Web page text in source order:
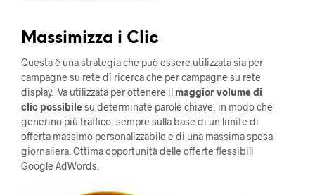
Massimizza i Clic
Questa è una strategia che può essere utilizzata sia per
campagne su rete di ricerca che per campagne su rete
display. Va utilizzata per ottenere il maggior volume di
clic possibilesu determinate parole chiave, in modo che
generino più traffico, sempre sulla base di un limite di
offerta massimo personalizzabile e di una massima spesa
giornaliera. Ottima opportunità delle offerte flessibili
Google AdWords.